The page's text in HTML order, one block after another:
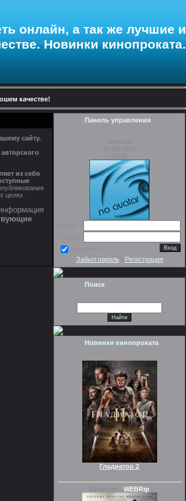
онлайн, а так же лучшие и
.Новинки кинопроката.
качестве!
сайту.
из себя
целях.
Панель управления
Забыл пароль
Регистрация
Поиск
Новинки кинопроката
Гладиатор 2
WEBRip